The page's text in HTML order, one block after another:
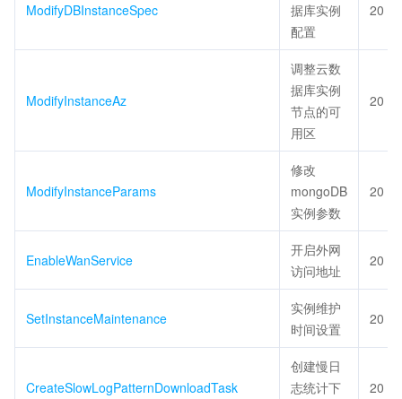
ModifyDBInstanceSpec
据库实例
配置
20
ModifyInstanceAz
调整云数
据库实例
节点的可
用区
20
ModifyInstanceParams
修改
mongoDB
实例参数
20
EnableWanService
开启外网
访问地址
20
SetInstanceMaintenance
实例维护
时间设置
20
CreateSlowLogPatternDownloadTask
创建慢日
志统计下
20